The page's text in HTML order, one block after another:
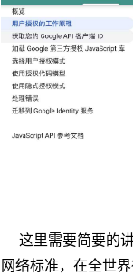
这里需要简要的
网络标准，在全世